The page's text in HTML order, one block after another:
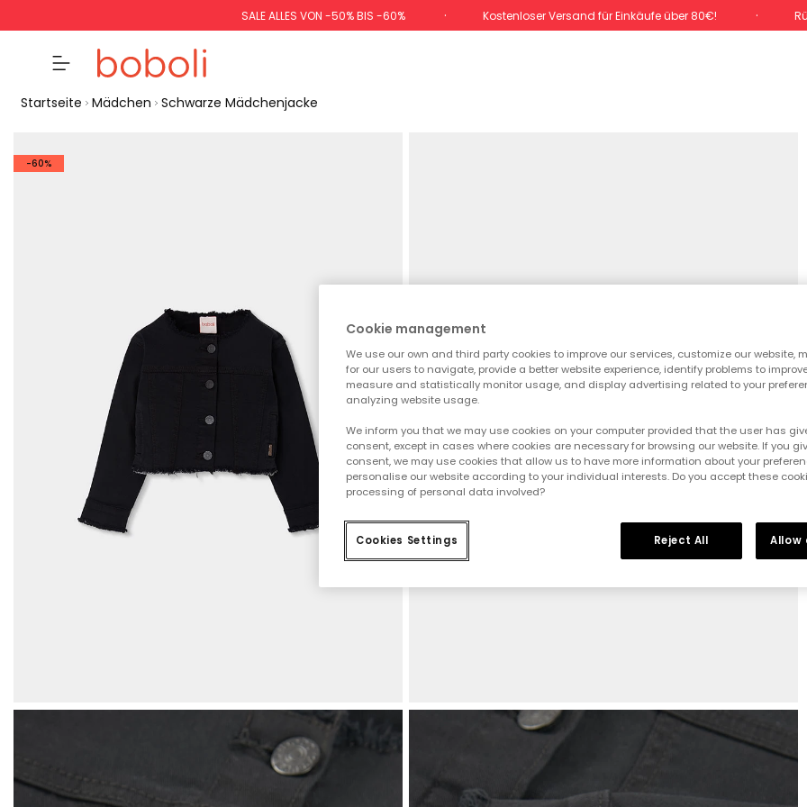
SALE ALLES VON -50% BIS -60% Kostenloser Versand für Einkäufe über 80€!
Startseite Mädchen Schwarze Mädchenjacke
-60%
Cookie management
We use our own and third party cookies to improve our services, customize our website,
for our users to navigate, provide a better website experience, identify problems to
measure and statistically monitor usage, and display advertising related to your
analyzing website usage.
We inform you that we may use cookies on your computer provided that the user has
consent, except in cases where cookies are necessary for browsing our website. If you
consent, we may use cookies that allow us to have more information about your
personalise our website according to your individual interests. Do you accept these
processing of personal data involved?
Cookies Settings Reject All Allow